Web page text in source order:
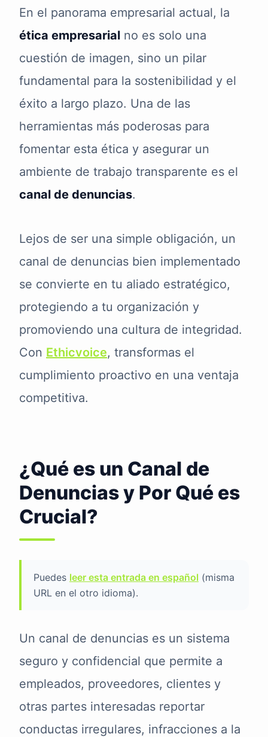
En el panorama empresarial actual, la
ética empresarial no es solo una
cuestión de imagen, sino un pilar
fundamental para la sostenibilidad y el
éxito a largo plazo. Una de las
herramientas más poderosas para
fomentar esta ética y asegurar un
ambiente de trabajo transparente es el
canal de denuncias.
Lejos de ser una simple obligación, un
canal de denuncias bien implementado
se convierte en tu aliado estratégico,
protegiendo a tu organización y
promoviendo una cultura de integridad.
Con Ethicvoice, transformas el
cumplimiento proactivo en una ventaja
competitiva.
¿Qué es un Canal de
Denuncias y Por Qué es
Crucial?
Puedes leer esta entrada en español (misma
URL en el otro idioma).
Un canal de denuncias es un sistema
seguro y confidencial que permite a
empleados, proveedores, clientes y
otras partes interesadas reportar
conductas irregulares, infracciones a la